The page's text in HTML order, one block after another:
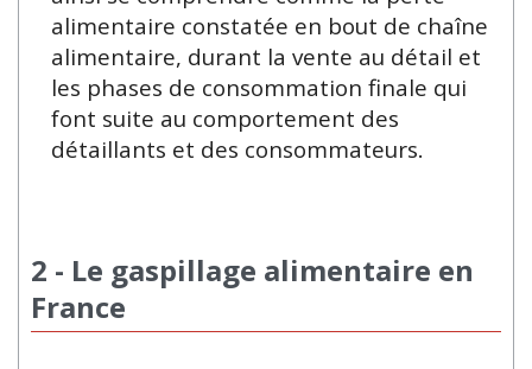
alimentaire constatée en bout de chaîne
alimentaire, durant la vente au détail et
les phases de consommation finale qui
font suite au comportement des
détaillants et des consommateurs.
2 - Le gaspillage alimentaire en
France